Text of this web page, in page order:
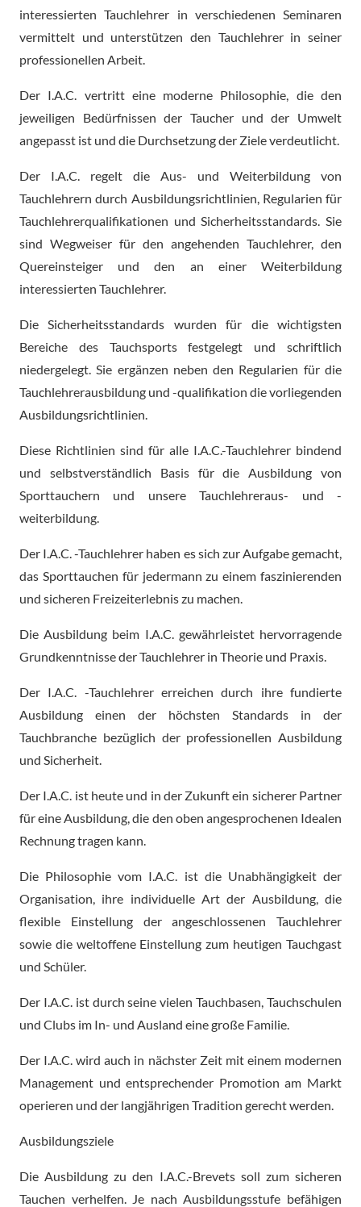
interessierten Tauchlehrer in verschiedenen Seminaren
vermittelt und unterstützen den Tauchlehrer in seiner
professionellen Arbeit.
Der I.A.C. vertritt eine moderne Philosophie, die den
jeweiligen Bedürfnissen der Taucher und der Umwelt
angepasst ist und die Durchsetzung der Ziele verdeutlicht.
Der I.A.C. regelt die Aus- und Weiterbildung von
Tauchlehrern durch Ausbildungsrichtlinien, Regularien für
Tauchlehrerqualifikationen und Sicherheitsstandards. Sie
sind Wegweiser für den angehenden Tauchlehrer, den
Quereinsteiger und den an einer Weiterbildung
interessierten Tauchlehrer.
Die Sicherheitsstandards wurden für die wichtigsten
Bereiche des Tauchsports festgelegt und schriftlich
niedergelegt. Sie ergänzen neben den Regularien für die
Tauchlehrerausbildung und -qualifikation die vorliegenden
Ausbildungsrichtlinien.
Diese Richtlinien sind für alle I.A.C.-Tauchlehrer bindend
und selbstverständlich Basis für die Ausbildung von
Sporttauchern und unsere Tauchlehreraus- und -
weiterbildung.
Der I.A.C. -Tauchlehrer haben es sich zur Aufgabe gemacht,
das Sporttauchen für jedermann zu einem faszinierenden
und sicheren Freizeiterlebnis zu machen.
Die Ausbildung beim I.A.C. gewährleistet hervorragende
Grundkenntnisse der Tauchlehrer in Theorie und Praxis.
Der I.A.C. -Tauchlehrer erreichen durch ihre fundierte
Ausbildung einen der höchsten Standards in der
Tauchbranche bezüglich der professionellen Ausbildung
und Sicherheit.
Der I.A.C. ist heute und in der Zukunft ein sicherer Partner
für eine Ausbildung, die den oben angesprochenen Idealen
Rechnung tragen kann.
Die Philosophie vom I.A.C. ist die Unabhängigkeit der
Organisation, ihre individuelle Art der Ausbildung, die
flexible Einstellung der angeschlossenen Tauchlehrer
sowie die weltoffene Einstellung zum heutigen Tauchgast
und Schüler.
Der I.A.C. ist durch seine vielen Tauchbasen, Tauchschulen
und Clubs im In- und Ausland eine große Familie.
Der I.A.C. wird auch in nächster Zeit mit einem modernen
Management und entsprechender Promotion am Markt
operieren und der langjährigen Tradition gerecht werden.
Ausbildungsziele
Die Ausbildung zu den I.A.C.-Brevets soll zum sicheren
Tauchen verhelfen. Je nach Ausbildungsstufe befähigen